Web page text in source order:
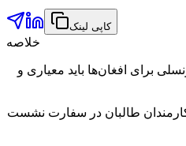
کاپی لینک
خلاصه
برای افغان‌ها باید معیاری و
طالبان در سفارت نشست